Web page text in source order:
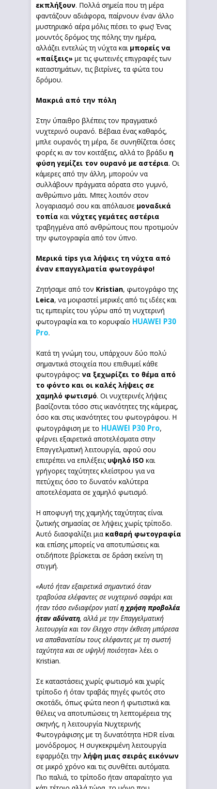
εκπλήξουν. Πολλά σημεία που τη μέρα
φαντάζουν αδιάφορα, παίρνουν έναν άλλο
μυστηριακό αέρα μόλις πέσει το φως! Ένας
μουντός δρόμος της πόλης την ημέρα,
αλλάζει εντελώς τη νύχτα και μπορείς να
«παίξεις» με τις φωτεινές επιγραφές των
καταστημάτων, τις βιτρίνες, τα φώτα του
δρόμου.
Μακριά από την πόλη
Στην ύπαιθρο βλέπεις τον πραγματικό
νυχτερινό ουρανό. Βέβαια ένας καθαρός,
μπλε ουρανός τη μέρα, δε συνηθίζεται όσες
φορές κι αν τον κοιτάξεις, αλλά το βράδυ η
φύση γεμίζει τον ουρανό με αστέρια. Οι
κάμερες από την άλλη, μπορούν να
συλλάβουν πράγματα αόρατα στο γυμνό,
ανθρώπινο μάτι. Μπες λοιπόν στον
λογαριασμό σου και απόλαυσε μοναδικά
τοπία καινύχτες γεμάτες αστέρια
τραβηγμένα από ανθρώπους που προτιμούν
την φωτογραφία από τον ύπνο.
Μερικά tips για λήψεις τη νύχτα από
έναν επαγγελματία φωτογράφο!
Ζητήσαμε από τον Kristian, φωτογράφο της
Leica, να μοιραστεί μερικές από τις ιδέες και
τις εμπειρίες του γύρω από τη νυχτερινή
φωτογραφία και το κορυφαίο HUAWEI P30
Pro.
Κατά τη γνώμη του, υπάρχουν δύο πολύ
σημαντικά στοιχεία που επιθυμεί κάθε
φωτογράφος: να ξεχωρίζει το θέμα από
το φόντο και οι καλές λήψεις σε
χαμηλό φωτισμό. Οι νυχτερινές λήψεις
βασίζονται τόσο στις ικανότητες της κάμερας,
όσο και στις ικανότητες του φωτογράφου. Η
φωτογράφιση με το HUAWEI P30 Pro,
φέρνει εξαιρετικά αποτελέσματα στην
Επαγγελματική λειτουργία, αφού σου
επιτρέπει να επιλέξεις υψηλό ISO και
γρήγορες ταχύτητες κλείστρου για να
πετύχεις όσο το δυνατόν καλύτερα
αποτελέσματα σε χαμηλό φωτισμό.
Η αποφυγή της χαμηλής ταχύτητας είναι
ζωτικής σημασίας σε λήψεις χωρίς τρίποδο.
Αυτό διασφαλίζει μια καθαρή φωτογραφία
και επίσης μπορείς να αποτυπώσεις και
οτιδήποτε βρίσκεται σε δράση εκείνη τη
στιγμή.
«Αυτό ήταν εξαιρετικά σημαντικό όταν
τραβούσα ελέφαντες σε νυχτερινό σαφάρι και
ήταν τόσο ενδιαφέρον γιατίη χρήση προβολέα
ήταν αδύνατη, αλλά με την Επαγγελματική
λειτουργία και τον έλεγχο στην έκθεση μπόρεσα
να απαθανατίσω τους ελέφαντες με τη σωστή
ταχύτητα και σε υψηλή ποιότητα» λέει ο
Kristian.
Σε καταστάσεις χωρίς φωτισμό και χωρίς
τρίποδο ή όταν τραβάς πηγές φωτός στο
σκοτάδι, όπως φώτα neon ή φωτιστικά και
θέλεις να αποτυπώσεις τη λεπτομέρεια της
σκηνής, η λειτουργία Νυχτερινής
Φωτογράφισης με τη δυνατότητα HDR είναι
μονόδρομος. Η συγκεκριμένη λειτουργία
εφαρμόζει την λήψη μιας σειράς εικόνων
σε μικρό χρόνο και τις συνθέτει αυτόματα.
Πιο παλιά, το τρίποδο ήταν απαραίτητο για